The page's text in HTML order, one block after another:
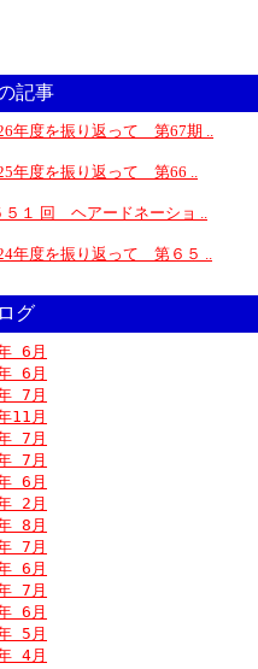
記事
年度を振り返って 第67期 ..
年度を振り返って 第66 ..
５１ 回 ヘアードネーショ ..
年度を振り返って 第６５ ..
グ
6月
6月
7月
11月
7月
7月
6月
2月
8月
7月
6月
7月
6月
5月
4月